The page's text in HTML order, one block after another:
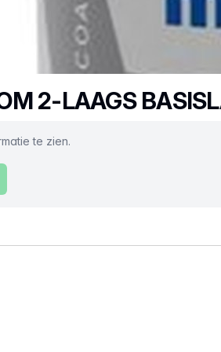
2-LAAGS
te zien.